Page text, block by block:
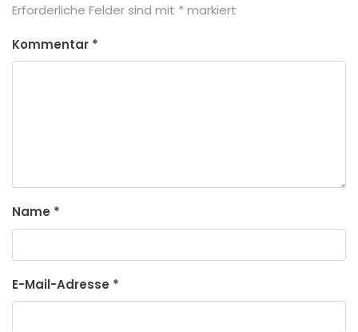
Erforderliche Felder sind mit * markiert
Kommentar *
Name *
E-Mail-Adresse *